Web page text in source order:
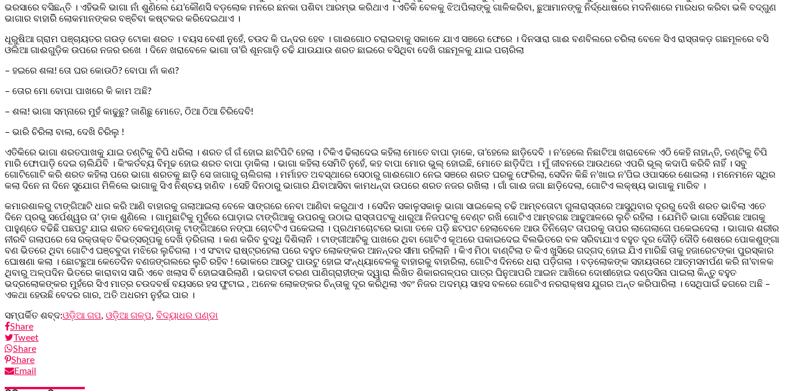
ଭରସାରେ ବସିଛନ୍ତି । ଏହିଭଳି ଭାଗା ନାଁ ଶୁଣିଲେ ଯେ’କୌଣସି ବଡ଼ଲୋକ ମନରେ ଛନକା ପଶିବା ଆରମ୍ଭ କରିଥାଏ । ଏତିକି ବେଳକୁ ଝିଅପିଲାଙ୍କୁ ଗାଳିକରିବା, ଛୁଆମାନଙ୍କୁ ନିର୍ଦ୍ଧୋଷରେ ମଦନିଶାରେ ମାରଧର କରିବା ଭଳି ବଦ୍‌ଗୁଣ
ଭାଗାର ବାହାରିି ଲୋକମାନଙ୍କର ବଞ୍ଚିବା କଷ୍ଟକର କରିଦେଇଥାଏ ।
ଧୂରୁଷିଆ ଗ୍ରାମ ପଞ୍ଚାୟତର ଗଉଡ଼ ଟୋକା ଶରତ । ବୟସ ବେଶୀ ନୁହେଁ, ଚଉଦ କି ପନ୍ଦର ହେବ । ଗାଈଗୋଠ ଚରାଇବାକୁ ସକାଳେ ଯାଏ ସଞରେ ଫେରେ । ଦିନସାରା ଗାଈ ବଣବିଲରେ ଚରିଲା ବେଳେ ସିଏ ରାସ୍ତାକଡ଼ ଗଛମୂଳରେ ବସି
ଓଲିଆ ଗାଈଗୁଡ଼ିକ ଉପରେ ନଜର ରଖେ । ଦିନେ ଖରାବେଳେ ଭାଗା ତା’ରି ଶୂନଗାଡ଼ି ଚଢି ଯାଉଯାଉ ଶରତ ଛାଇରେ ବସିଥିବା ଦେଖି ଗଛମୂଳକୁ ଯାଇ ପଚାରିଲା
– ହଇରେ ଶଳା! ତୋ ଘର କୋଉଠି? ବୋପା ନାଁ କଣ?
– ତୋର ମୋ ବୋପା ପାଖରେ କି କାମ ଅଛି?
– ଶଳା! ଭାଗା ସମ୍ନାରେ ମୁହଁ କାଢୁଛୁ? ଜାଣିଛୁ ମୋତେ, ଠିଆ ଠିଆ ଚିରିଦେବି!
– ଭାରି ଚିରିଲା ବାଲା, ଦେଖି ଚିରିଲୁ !
ଏତିକିରେ ଭାଗା ଶରତପାଖକୁ ଯାଇ ତଣ୍ଟିକୁ ଚିପି ଧରିଲା । ଶରତ ଗଁ ଗଁ ହୋଇ ଛାଟିପିଟି ହେଲା । ଟିକିଏ ଢିଲାଦେଇ କହିଲା ମୋତେ ବାପା ଡ଼ାକେ, ତା’ହେଲେ ଛାଡ଼ିଦେବି । ନ’ହେଲେ ନିଛାଟିଆ ଖରାବେଳେ ଏଠି କେହି ନାହାନ୍ତି, ତଣ୍ଟିକୁ ଚିପି
ମାରି ଫୋପାଡ଼ି ଦେଇ ଚାଲିଯିବି । କିଂକର୍ତବ୍ୟ ବିମୂଢ ହୋଇ ଶରତ ବାପା ଡ଼ାକିଲା । ଭାଗା କହିଲା ସେମିତି ନୁହେଁ, କହ ବାପା ମୋର ଭୁଲ୍ ହୋଇଛି, ମୋତେ ଛାଡ଼ିଦିଅ । ମୁଁ ଜୀବନରେ ଆଉଥରେ ଏପରି ଭୂଲ୍ କଦାପି କରିବି ନାହିଁ । ସବୁ
ଗୋଟିଗୋଟି କରି ଶରତ କହିଲା ପରେ ଭାଗା ଶରତକୁ ଛାଡ଼ି ସେ ଜାଗାରୁ ଚାଲିଗଲା । ମର୍ମାହତ ଅବସ୍ଥାରେ ସେଠାରୁ ଗାଈଗୋଠ ନେଇ ସଞରେ ଶରତ ଘରକୁ ଫେରିଲା, ସେଦିନ କିଛି ନ’ଖାଇ ନ’ପିଇ ଓପାସରେ ଶୋଇଲା । ମନେମନେ ସ୍ଥିର
କଲା ଦିନେ ନା ଦିନେ ସୁଯୋଗ ମିଳିଲେ ଭାଗାକୁ ସିଏ ନିଶ୍ଚୟ ହାଣିବ । ସେହି ଦିନଠାରୁ ଭାଗାର ଯିବାଆସିବା କାମଧନ୍ଦା ଉପରେ ଶରତ ନଜର ରଖିଲା । ଗାଁ ଗାଈ ଜଗା ଛାଡ଼ିଦେଲା, ଗୋଟିଏ ଲକ୍ଷ୍ୟ ଭାଗାକୁ ମାରିବ ।
କମାରଶାଳରୁ ଟାଙ୍ଗିଆଟି ଧାର କରି ଆଣି ବାହାରକୁ ଗଲାଆଇଲା ବେଳେ ସାଙ୍ଗରେ ନେବା ଆଣିବା କରୁଥାଏ । ସେଦିନ ସକାଳୁସକାଳୁ ଭାଗା ସାଇକେଲ୍ ଚଢି ଆମ୍ବତୋଟା ଗୁଳାରାସ୍ତାରେ ଆସୁଥିବାର ଦୂରରୁ ଦେଖି ଶରତ ଭାବିଲା ଏତେ
ଦିନେ ପ୍ରଭୁ ସର୍ପେଶ୍ୱର ତା’ ଡ଼ାକ ଶୁଣିଲେ । ଗାମୁଛାଟିକୁ ମୁହଁରେ ଘୋଡ଼ାଇ ଟାଙ୍ଗିଆକୁ ଉପରକୁ ଉଠାଇ ରାସ୍ତାପଟକୁ ଧାରୁଆ ନିଜପଟକୁ ବେଣ୍ଟ ରଖି ଗୋଟିଏ ଆମ୍ବଗଛ ଆଢୁଆଳରେ ଲୁଚି ରହିଲା । ଯେମିତି ଭାଗା ସେହିଗଛ ଆଗକୁ
ପାହୁଣ୍ଡେ ବଢିଛି ପଛପଟୁ ଯାଇ ଶରତ ବେକମୁଣ୍ଡାକୁ ଟାଙ୍ଗିଆରେ ନଙ୍ଘା ଚୋଟଟିଏ ପକେଇଲା । ପ୍ରଥମଚୋଟରେ ଭାଗା ତଳେ ପଡ଼ି ଛଟପଟ ହେଲାବେଳେ ଆଉ ତିନିଚୋଟ ତାପରକୁ ତାପର ଲାଗେଲାଗେ ପକେଇଦେଲା । ଭାଗାର ଶରୀର
ନୀରବି ଗଲାପରେ ସେ ରକ୍ତାକ୍ତ ବିଭତ୍ସରୂପକୁ ଦେଖି ଡ଼ରିଗଲା । କଣ କରିବ ବୁଦ୍ଧି ଦିଶିଲାନି । ଟାଙ୍ଗୀଆଟିକୁ ପାଖରେ ଥିବା ଗୋଟିଏ କୂଅରେ ପକାଇଦେଇ ବିଲଭିତରେ ବଳ ସରିବାଯାଏ ବହୁତ ଦୂର ଦୌଡ଼ି ଦୌଡି ଶେଷରେ ପୋକଶୁଙ୍ଗା
ବଣ ଭିତରେ ଥିବା ଗୋଟିଏ ଘଞ୍ଚବୁଦା ମଝିରେ ଲୁଚିଗଲା । ଏ ସଂବାଦ ରାଷ୍ଟ୍ରହେଲା ପରେ ବହୁତ ଲୋକଙ୍କର ଆନନ୍ଦର ସୀମା ରହିଲାନି । କିଏ ମିଠା ବାଣ୍ଟିଲା ତ କିଏ ଖୁସିରେ ଗଦ୍‌ଗଦ୍ ହୋଇ ଯିଏ ମାରିଛି ତାକୁ ହଜାରେଟଙ୍କା ପୁରସ୍କାର
ଘୋଷଣା କଲା । ଛୋଟଛୁଆ କେତେଦିନ ବଣଜଙ୍ଗଲରେ ଲୁଚି ରହିବ ! ଭୋକରେ ଆଉଟୁ ପାଉଟୁ ହୋଇ ସଂନ୍ଧ୍ୟାବେଳକୁ ବାହାରକୁ ବାହାରିଲା, ଗୋଟିଏ ଦିନରେ ଧରା ପଡ଼ିଗଲା । ବଡ଼ଲୋକଙ୍କ ସହାୟତାରେ ଆତ୍ମସମର୍ପଣ କରି ନା’ବାଳକ
ଥିବାରୁ ଅଳ୍ପଦିନ ଭିତରେ କାରାବାସ ସାରି ଏବେ ଖଲାସ ବି ହୋଇସାରିଲାଣି । ଭଗବତୀ ଚରଣ ପାଣିଗ୍ରାହୀଙ୍କ ଦ୍ୱାରା ଲିଖିତ ଶିକାରଗଳ୍ପର ପାତ୍ର ଘିନୁଆପରି ଆଇନ ଆଖିରେ ଦୋଷୀହୋଇ ଦଣ୍ଡସିନା ପାଇଲା କିନ୍ତୁ ବହୁତ
ଭଦ୍ରଲୋକଙ୍କର ମୁହଁରେ ସିଏ ମାତ୍ର ଚଉଦବର୍ଷ ବୟସରେ ହସ ଫୁଟାଇ , ଅନେକ ଲୋକଙ୍କର ଚିନ୍ତାକୁ ଦୂର କରିଥିଲା ଏବଂ ନିଜର ଅଦମ୍ୟ ସାହସ ବଳରେ ଗୋଟିଏ ନରରାକ୍ଷସ ଯୁଗର ଅନ୍ତ କରିପାରିଲା । ସେଥିପାଇଁ ଢଗରେ ଅଛି –
ଏକଥା ହେଉଛି ବେଦର ଗାର, ଅତି ଅଧରମ ନୁହଁଇ ପାର ।
ସମ୍ପର୍କିତ ଶବ୍ଦ:ଓଡ଼ିଆ ଗପ, ଓଡ଼ିଆ ଗଳ୍ପ, ବିଦ୍ୟାଧର ପଣ୍ଡା
Share
Tweet
Share
Share
Email